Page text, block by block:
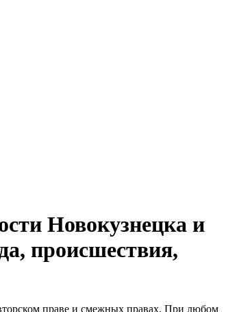
Новокузнецка и
происшествия,
праве и смежных правах. При любом